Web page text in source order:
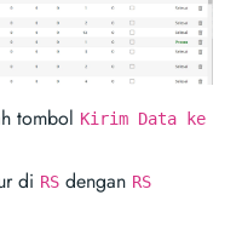
tombol Kirim Data ke
di RS dengan RS